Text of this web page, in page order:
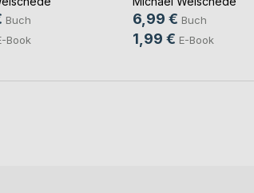
Buch
Book
6,99 € Buch
1,99 € E-Book